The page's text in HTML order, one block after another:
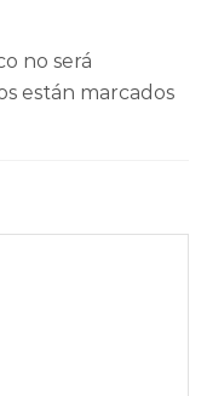
no será
están marcados